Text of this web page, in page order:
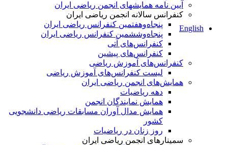
English
آیین نامه همایشهای انجمن ریاضی ایران
کنفرانس‌ سالانه انجمن ریاضی ایران
پنجاه‌و‌هفتمین کنفرانس ریاضی ایران
پنجاه‌و‌ششمین کنفرانس ریاضی ایران
کنفرانس‌های آتی
کنفرانس‎‌های پیشین
کنفرانس‌های آموزش ریاضی
لیست کنفرانس‌های آموزش ریاضی
همایش‌های انجمن ریاضی ایران
دهه ریاضیات
همایش نمایندگان انجمن
همایش مدال آوران مسابقات ریاضی دانشجویی
کشور
روز زنان در ریاضیات
سمینارهای انجمن ریاضی ایران